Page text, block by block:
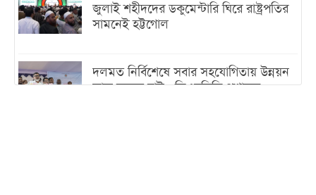
জুলাই শহীদদের ডকুমেন্টারি ঘিরে রাষ্ট্রপতির
সামনেই হট্টগোল
দলমত নির্বিশেষে সবার সহযোগিতায় উন্নয়ন
কাজ করতে চাই : ডিএনসিসি প্রশাসক